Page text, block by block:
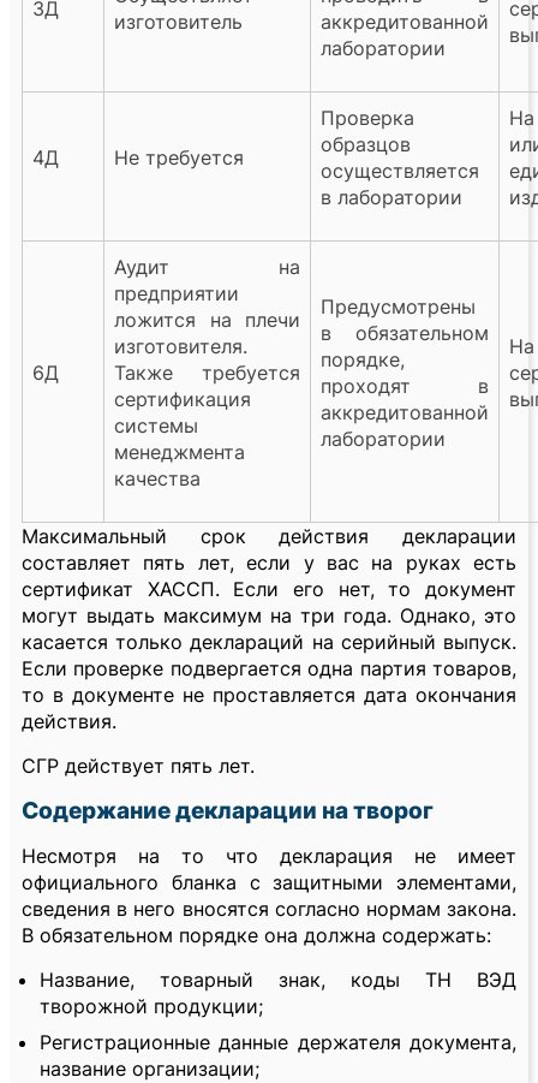
3Д
изготовитель
аккредитованной
лаборатории
4Д Не требуется
Проверка
образцов
осуществляется
в лаборатории
6Д
Аудит на
предприятии
ложится на плечи
изготовителя.
Также требуется
сертификация
системы
менеджмента
качества
Предусмотрены
в обязательном
порядке,
проходят в
аккредитованной
лаборатории
На
Максимальный срок действия декларации
составляет пять лет, если у вас на руках есть
сертификат ХАССП. Если его нет, то документ
могут выдать максимум на три года. Однако, это
касается только деклараций на серийный выпуск.
Если проверке подвергается одна партия товаров,
то в документе не проставляется дата окончания
действия.
СГР действует пять лет.
Содержание декларации на творог
Несмотря на то что декларация не имеет
официального бланка с защитными элементами,
сведения в него вносятся согласно нормам закона.
В обязательном порядке она должна содержать:
Название, товарный знак, коды ТН ВЭД
творожной продукции;
Регистрационные данные держателя документа,
название организации;